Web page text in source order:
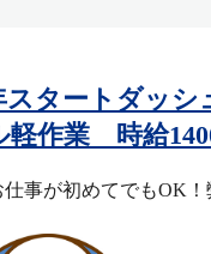
スタートダッ
軽作業 時給
事が初めてでもOK